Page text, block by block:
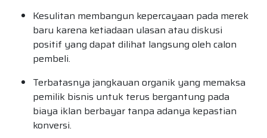
Kesulitan membangun kepercayaan pada merek
baru karena ketiadaan ulasan atau diskusi
positif yang dapat dilihat langsung oleh calon
pembeli.
Terbatasnya jangkauan organik yang memaksa
pemilik bisnis untuk terus bergantung pada
biaya iklan berbayar tanpa adanya kepastian
konversi.